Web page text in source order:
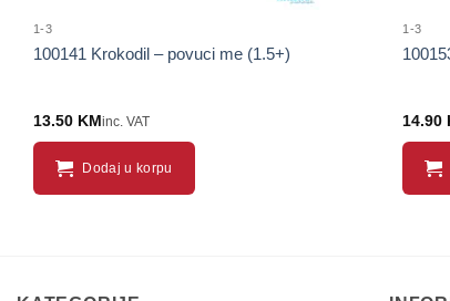
1-3
100141 Krokodil – povuci me (1.5+)
13.50 KMinc. VAT
Dodaj u korpu
1-3
14.90